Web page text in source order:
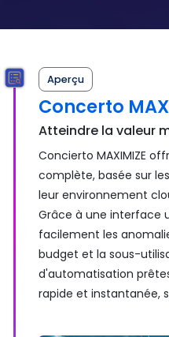
Aperçu
Concerto
Atteindre la valeur
Concierto MAXIMIZE
complète, basée sur
leur environnement
Grâce à une interface
facilement les
budget et la sous-
d'automatisation
rapide et instantanée,